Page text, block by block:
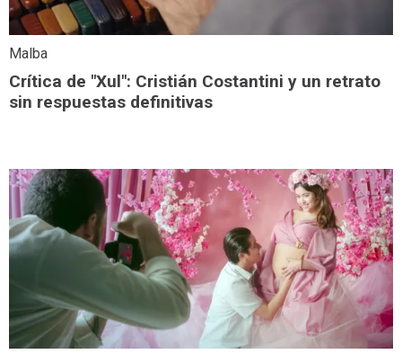
Malba
Crítica de "Xul": Cristián Costantini y un retrato
sin respuestas definitivas